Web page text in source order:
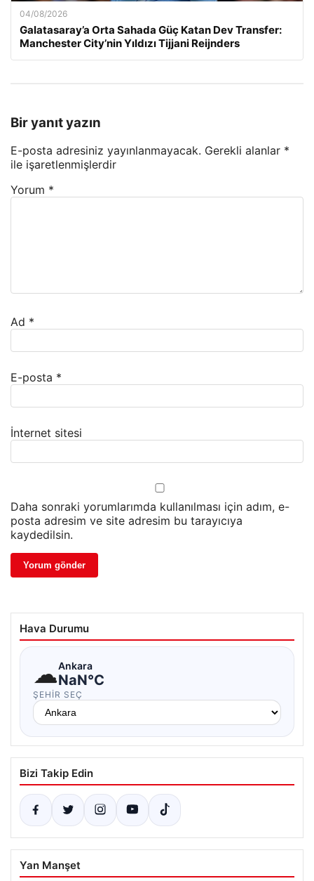
04/08/2026
Galatasaray’a Orta Sahada Güç Katan Dev Transfer:
Manchester City’nin Yıldızı Tijjani Reijnders
Bir yanıt yazın
E-posta adresiniz yayınlanmayacak. Gerekli alanlar *
ile işaretlenmişlerdir
Yorum *
Ad *
E-posta *
İnternet sitesi
Daha sonraki yorumlarımda kullanılması için adım, e-
posta adresim ve site adresim bu tarayıcıya
kaydedilsin.
Hava Durumu
☁Ankara
NaN°C
ŞEHIR SEÇ
Bizi Takip Edin
Yan Manşet